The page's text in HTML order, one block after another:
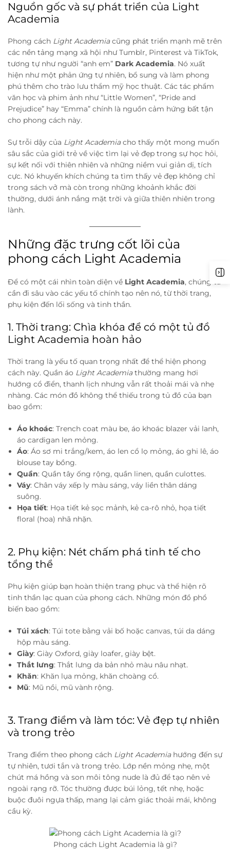
Nguồn gốc và sự phát triển của Light
Academia
Phong cách Light Academiacũng phát triển mạnh mẽ trên
các nền tảng mạng xã hội như Tumblr, Pinterest và TikTok,
tương tự như người “anh em” Dark Academia. Nó xuất
hiện như một phản ứng tự nhiên, bổ sung và làm phong
phú thêm cho trào lưu thẩm mỹ học thuật. Các tác phẩm
văn học và phim ảnh như “Little Women”, “Pride and
Prejudice” hay “Emma” chính là nguồn cảm hứng bất tận
cho phong cách này.
Sự trỗi dậy của Light Academiacho thấy một mong muốn
sâu sắc của giới trẻ về việc tìm lại vẻ đẹp trong sự học hỏi,
sự kết nối với thiên nhiên và những niềm vui giản dị, tích
cực. Nó khuyến khích chúng ta tìm thấy vẻ đẹp không chỉ
trong sách vở mà còn trong những khoảnh khắc đời
thường, dưới ánh nắng mặt trời và giữa thiên nhiên trong
lành.
Những đặc trưng cốt lõi của
phong cách Light Academia
Để có một cái nhìn toàn diện về Light Academia, chúng ta
cần đi sâu vào các yếu tố chính tạo nên nó, từ thời trang,
phụ kiện đến lối sống và tinh thần.
1. Thời trang: Chìa khóa để có một tủ đồ
Light Academia hoàn hảo
Thời trang là yếu tố quan trọng nhất để thể hiện phong
cách này. Quần áo Light Academiathường mang hơi
hướng cổ điển, thanh lịch nhưng vẫn rất thoải mái và nhẹ
nhàng. Các món đồ không thể thiếu trong tủ đồ của bạn
bao gồm:
Áo khoác: Trench coat màu be, áo khoác blazer vải lanh,
áo cardigan len mỏng.
Áo: Áo sơ mi trắng/kem, áo len cổ lọ mỏng, áo ghi lê, áo
blouse tay bồng.
Quần: Quần tây ống rộng, quần linen, quần culottes.
Váy: Chân váy xếp ly màu sáng, váy liền thân dáng
suông.
Họa tiết: Họa tiết kẻ sọc mảnh, kẻ ca-rô nhỏ, họa tiết
floral (hoa) nhã nhặn.
2. Phụ kiện: Nét chấm phá tinh tế cho
tổng thể
Phụ kiện giúp bạn hoàn thiện trang phục và thể hiện rõ
tinh thần lạc quan của phong cách. Những món đồ phổ
biến bao gồm:
Túi xách: Túi tote bằng vải bố hoặc canvas, túi da dáng
hộp màu sáng.
Giày: Giày Oxford, giày loafer, giày bệt.
Thắt lưng: Thắt lưng da bản nhỏ màu nâu nhạt.
Khăn: Khăn lụa mỏng, khăn choàng cổ.
Mũ: Mũ nồi, mũ vành rộng.
3. Trang điểm và làm tóc: Vẻ đẹp tự nhiên
và trong trẻo
Trang điểm theo phong cách Light Academiahướng đến sự
tự nhiên, tươi tắn và trong trẻo. Lớp nền mỏng nhẹ, một
chút má hồng và son môi tông nude là đủ để tạo nên vẻ
ngoài rạng rỡ. Tóc thường được búi lỏng, tết nhẹ, hoặc
buộc đuôi ngựa thấp, mang lại cảm giác thoải mái, không
cầu kỳ.
Phong cách Light Academia là gì?